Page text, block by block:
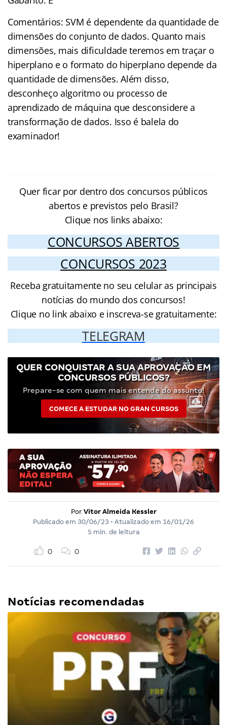
Comentários: SVM é dependente da quantidade de
dimensões do conjunto de dados. Quanto mais
dimensões, mais dificuldade teremos em traçar o
hiperplano e o formato do hiperplano depende da
quantidade de dimensões. Além disso,
desconheço algoritmo ou processo de
aprendizado de máquina que desconsidere a
transformação de dados. Isso é balela do
examinador!
Quer ficar por dentro dos concursos públicos
abertos e previstos pelo Brasil?
Clique nos links abaixo:
CONCURSOS ABERTOS
CONCURSOS 2023
Receba gratuitamente no seu celular as principais
notícias do mundo dos concursos!
Clique no link abaixo e inscreva-se gratuitamente:
TELEGRAM
QUER CONQUISTAR A SUA APROVAÇÃO EM
CONCURSOS PÚBLICOS?
Prepare-se com quem mais entende do assunto!
COMECE A ESTUDAR NO GRAN CURSOS
Por Vitor Almeida Kessler
Publicado em 30/06/23 • Atualizado em 16/01/26
5 min. de leitura
0 0
Notícias recomendadas